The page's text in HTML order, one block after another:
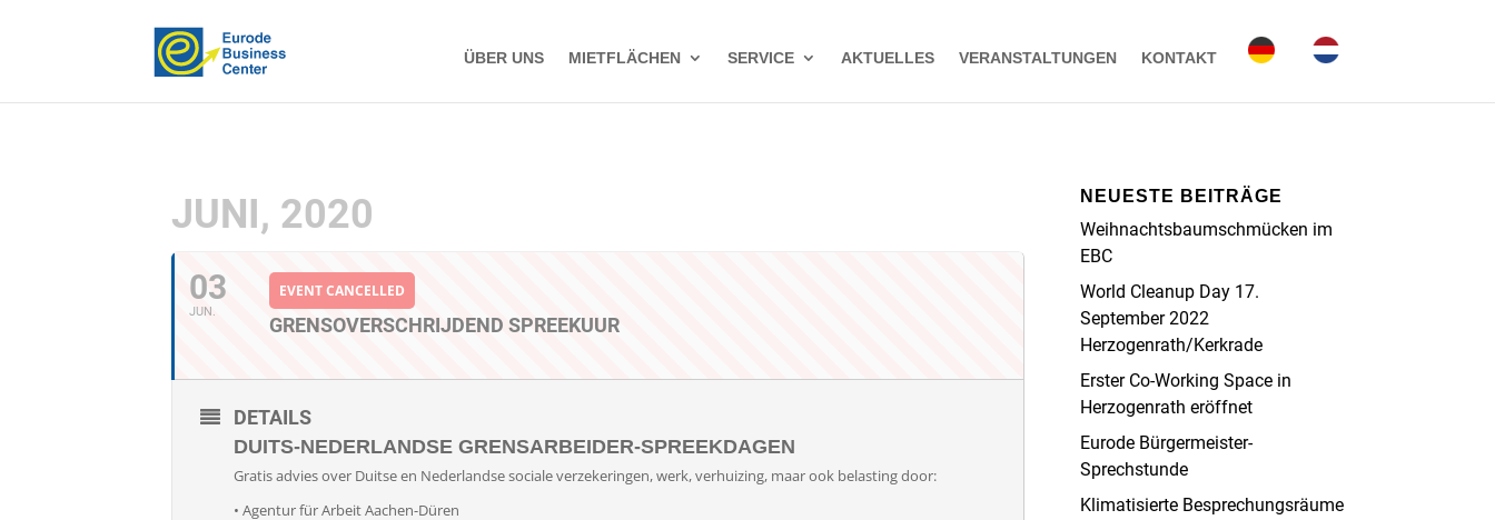
ÜBER UNS MIETFLÄCHEN SERVICE AKTUELLES VERANSTALTUNGEN KONTAKT
JUNI, 2020
03
JUN.
EVENT CANCELLED
GRENSOVERSCHRIJDEND SPREEKUUR
DETAILS
DUITS-NEDERLANDSE GRENSARBEIDER-SPREEKDAGEN
Gratis advies over Duitse en Nederlandse sociale verzekeringen, werk, verhuizing, maar ook belasting door:
• Agentur für Arbeit Aachen-Düren
NEUESTE BEITRÄGE
Weihnachtsbaumschmücken im
EBC
World Cleanup Day 17.
September 2022
Herzogenrath/Kerkrade
Erster Co-Working Space in
Herzogenrath eröffnet
Eurode Bürgermeister-
Sprechstunde
Klimatisierte Besprechungsräume